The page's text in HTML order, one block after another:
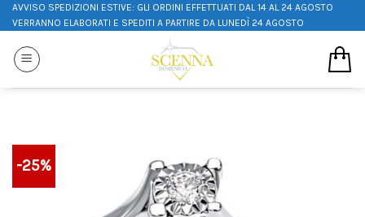
AVVISO SPEDIZIONI ESTIVE: GLI ORDINI EFFETTUATI DAL 14 AL 24 AGOSTO
VERRANNO ELABORATI E SPEDITI A PARTIRE DA LUNEDÌ 24 AGOSTO
-25%